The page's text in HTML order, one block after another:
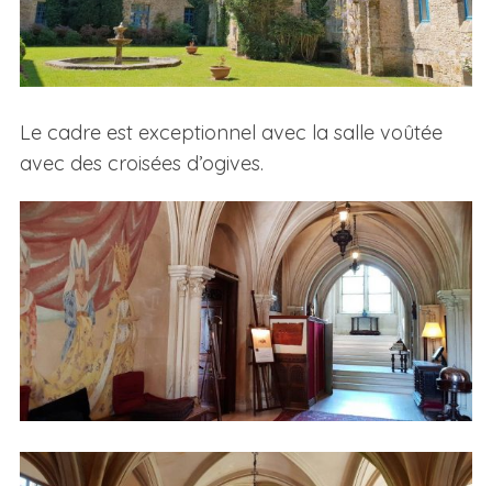
Le cadre est exceptionnel avec la salle voûtée
avec des croisées d’ogives.